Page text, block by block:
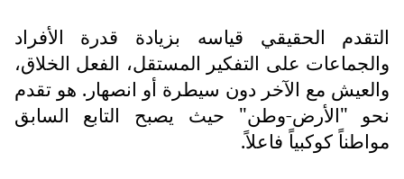
التقدم الحقيقي قياسه بزيادة قدرة الأفراد
والجماعات على التفكير المستقل، الفعل الخلاق،
والعيش مع الآخر دون سيطرة أو انصهار. هو تقدم
نحو "الأرض-وطن" حيث يصبح التابع السابق
مواطناً كوكبياً فاعلاً.